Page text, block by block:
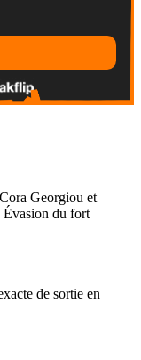
Georgiou et
Évasion du fort
de sortie en